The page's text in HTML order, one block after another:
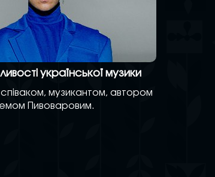
української музики
співаком, музикантом, автором
Пивоваровим.